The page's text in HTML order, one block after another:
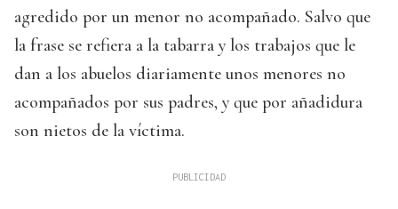
agredido por un menor no acompañado. Salvo que
la frase se refiera a la tabarra y los trabajos que le
dan a los abuelos diariamente unos menores no
acompañados por sus padres, y que por añadidura
son nietos de la víctima.